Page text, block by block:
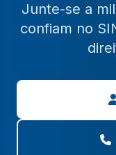
Junte-se a
confiam no